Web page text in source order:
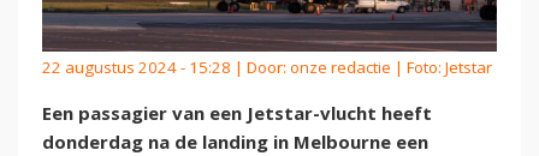
22 augustus 2024 - 15:28 | Door: onze redactie | Foto: Jetstar
Een passagier van een Jetstar-vlucht heeft
donderdag na de landing in Melbourne een